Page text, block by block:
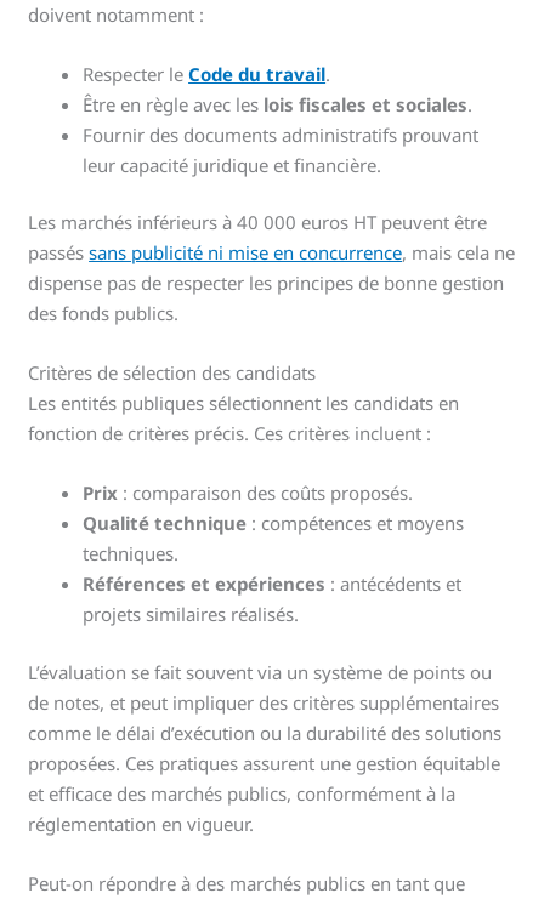
doivent notamment :
Respecter leCode du travail.
Être en règle avec les lois fiscales et sociales.
Fournir des documents administratifs prouvant
leur capacité juridique et financière.
Les marchés inférieurs à 40 000 euros HT peuvent être
passéssans publicité ni mise en concurrence, mais cela ne
dispense pas de respecter les principes de bonne gestion
des fonds publics.
Critères de sélection des candidats
Les entités publiques sélectionnent les candidats en
fonction de critères précis. Ces critères incluent :
Prix : comparaison des coûts proposés.
Qualité technique : compétences et moyens
techniques.
Références et expériences : antécédents et
projets similaires réalisés.
L’évaluation se fait souvent via un système de points ou
de notes, et peut impliquer des critères supplémentaires
comme le délai d’exécution ou la durabilité des solutions
proposées. Ces pratiques assurent une gestion équitable
et efficace des marchés publics, conformément à la
réglementation en vigueur.
Peut-on répondre à des marchés publics en tant que